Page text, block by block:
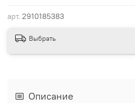
арт. 2910185383
Выбрать
Описание